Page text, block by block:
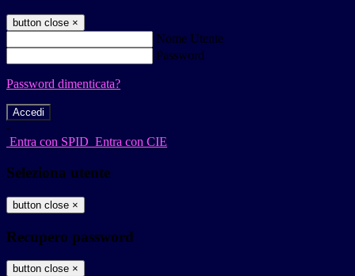
button close ×
Nome Utente
Password
Password dimenticata?
-
Entra con SPID Entra con CIE
Seleziona utente
button close ×
Recupero password
button close ×